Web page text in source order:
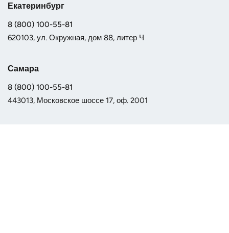
Екатеринбург
8 (800) 100-55-81
620103, ул. Окружная, дом 88, литер Ч
Самара
8 (800) 100-55-81
443013, Московское шоссе 17, оф. 2001